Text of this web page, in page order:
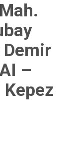
Demir
–